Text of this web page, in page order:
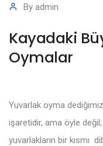
By admin
Kayadaki
Oymalar
Yuvarlak oyma
işaretidir, ama öyle
yuvarlakların bir kısmı